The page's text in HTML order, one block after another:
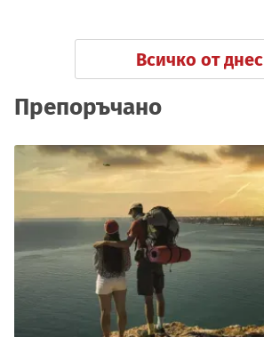
Всичко от днес
Препоръчано